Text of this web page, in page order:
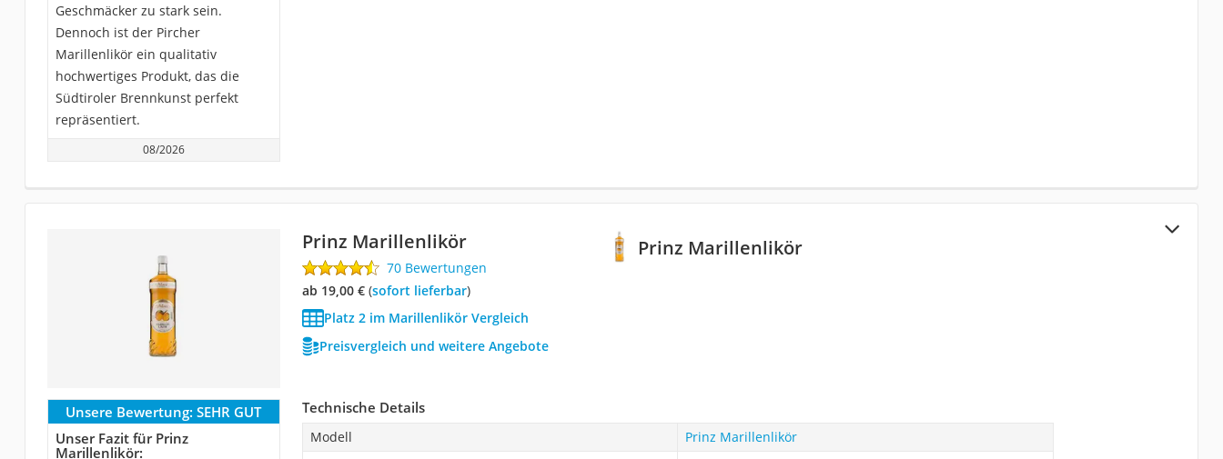
Geschmäcker zu stark sein.
Dennoch ist der Pircher
Marillenlikör ein qualitativ
hochwertiges Produkt, das die
Südtiroler Brennkunst perfekt
repräsentiert.
08/2026
Prinz Marillenlikör
Prinz Marillenlikör
70 Bewertungen
ab 19,00 €( Sofort lieferbar)
Platz 2 im Marillenlikör Vergleich
Preisvergleich und weitere Angebote
Unsere Bewertung: SEHR GUT
Unser Fazit für Prinz
Marillenlikör:
Technische Details
Modell
Prinz Marillenlikör